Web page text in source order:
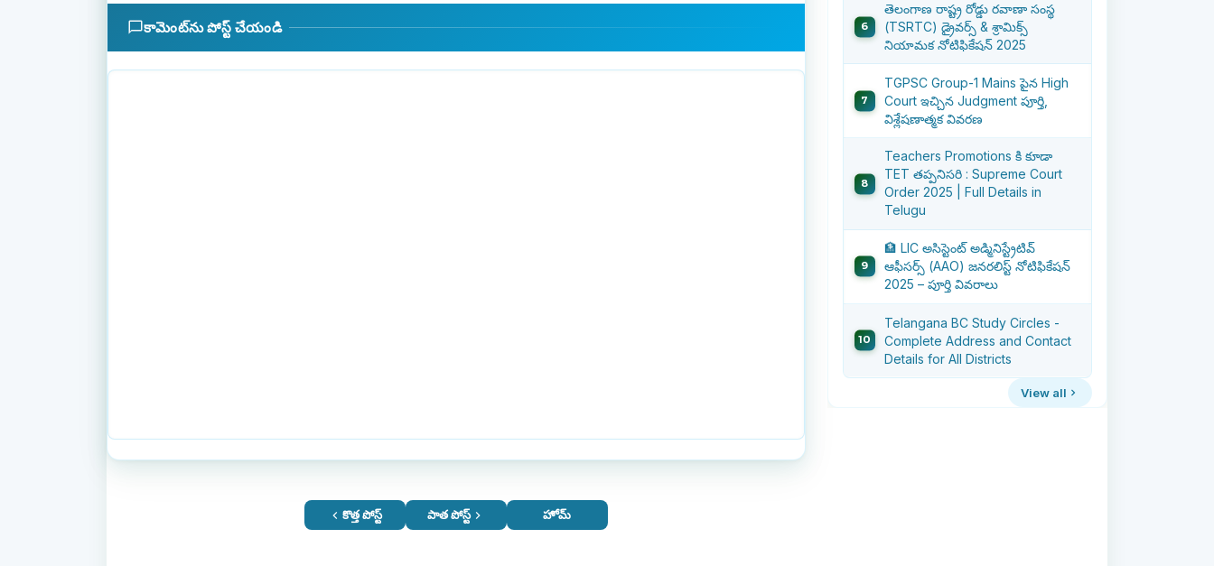
కామెంట్‌ను పోస్ట్ చేయండి
కొత్త పోస్ట్ పాత పోస్ట్ హోమ్
తెలంగాణ రాష్ట్ర రోడ్డు రవాణా సంస్థ
(TSRTC) డ్రైవర్స్ & శ్రామిక్స్
నియామక నోటిఫికేషన్ 2025
TGPSC Group-1 Mains పైన High
Court ఇచ్చిన Judgment పూర్తి,
విశ్లేషణాత్మక వివరణ
Teachers Promotions కి కూడా
TET తప్పనిసరి : Supreme Court
Order 2025 | Full Details in
Telugu
🏦 LIC అసిస్టెంట్ అడ్మినిస్ట్రేటివ్
ఆఫీసర్స్ (AAO) జనరలిస్ట్ నోటిఫికేషన్
2025 – పూర్తి వివరాలు
Telangana BC Study Circles -
Complete Address and Contact
Details for All Districts
View all